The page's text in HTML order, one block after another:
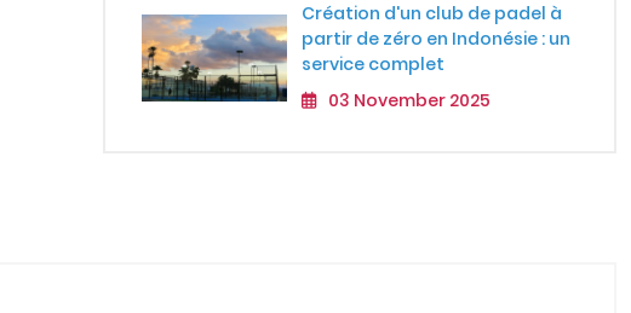
Création d'un club de padel à
partir de zéro en Indonésie : un
service complet
03 November 2025